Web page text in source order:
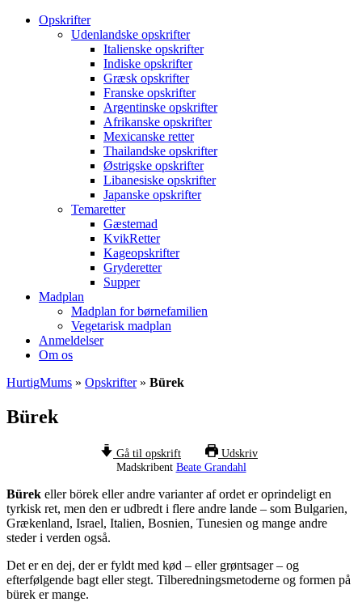
Opskrifter
Udenlandske opskrifter
Italienske opskrifter
Indiske opskrifter
Græsk opskrifter
Franske opskrifter
Argentinske opskrifter
Afrikanske opskrifter
Mexicanske retter
Thailandske opskrifter
Østrigske opskrifter
Libanesiske opskrifter
Japanske opskrifter
Temaretter
Gæstemad
KvikRetter
Kageopskrifter
Gryderetter
Supper
Madplan
Madplan for børnefamilien
Vegetarisk madplan
Anmeldelser
Om os
HurtigMums » Opskrifter» Bürek
Bürek
Gå til opskrift
Udskriv
Madskribent Beate Grandahl
Bürek eller börek eller andre varianter af ordet er oprindeligt en
tyrkisk ret, men den er udbredt i flere andre lande – som Bulgarien,
Grækenland, Israel, Italien, Bosnien, Tunesien og mange andre
steder i verden også.
Det er en dej, der er fyldt med kød – eller grøntsager – og
efterfølgende bagt eller stegt. Tilberedningsmetoderne og formen på
bürek er mange.